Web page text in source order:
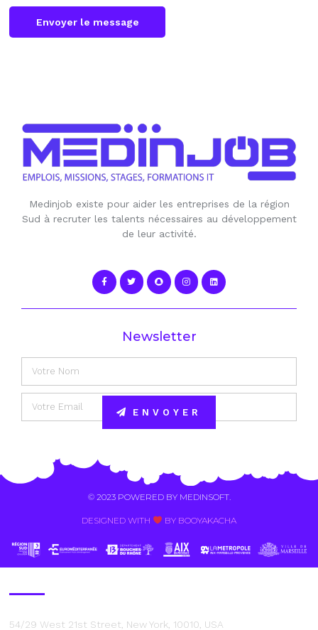
Envoyer le message
Medinjob existe pour aider les entreprises de la région
Sud à recruter les talents nécessaires au développement
de leur activité.
Newsletter
ENVOYER
© 2023 POWERED BY MEDINSOFT.
DESIGNED WITH BY BOOYAKACHA​
54/29 West 21st Street, New York, 10010, USA